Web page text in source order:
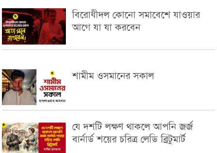
বিরোধীদল কোনো সমাবেশে যাওয়ার
আগে যা যা করবেন
শামীম ওসমানের সকাল
যে দশটি লক্ষণ থাকলে আপনি জর্জ
বার্নার্ড শয়ের চরিত্র লেডি ব্রিটুমার্ট